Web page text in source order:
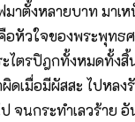
าตั้งหลายบาท มาเห
อหัวใจของพระพุทธ
ไตรปิฎกทั้งหมดทั้ง
ดเมื่อมีผัสสะ ไปหลง
จนกระทำเลวร้าย อั